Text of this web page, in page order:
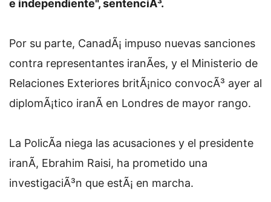
e independiente", sentenciÃ³.
Por su parte, CanadÃ¡ impuso nuevas sanciones
contra representantes iranÃ­es, y el Ministerio de
Relaciones Exteriores britÃ¡nico convocÃ³ ayer al
diplomÃ¡tico iranÃ­ en Londres de mayor rango.
La PolicÃ­a niega las acusaciones y el presidente
iranÃ­, Ebrahim Raisi, ha prometido una
investigaciÃ³n que estÃ¡ en marcha.